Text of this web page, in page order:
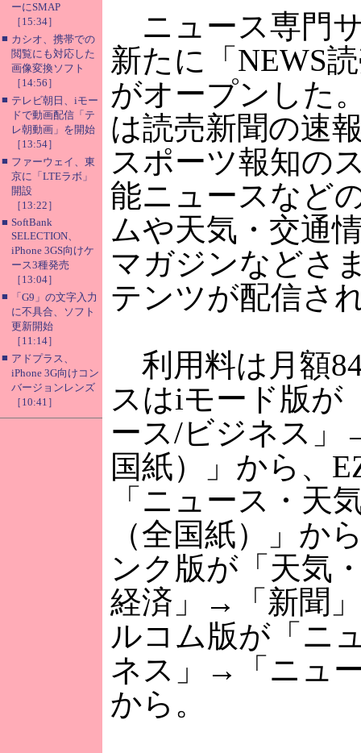
ーにSMAP
［15:34］
■ カシオ、携帯での
閲覧にも対応した
画像変換ソフト
［14:56］
■ テレビ朝日、iモー
ドで動画配信「テ
レ朝動画」を開始
［13:54］
■ ファーウェイ、東
京に「LTEラボ」
開設
［13:22］
■ SoftBank
SELECTION、
iPhone 3GS向けケ
ース3種発売
［13:04］
■
「G9」の文字入力
に不具合、ソフト
更新開始
［11:14］
■ アドプラス、
iPhone 3G向けコン
バージョンレンズ
［10:41］
ニュース専門
新たに「NEWS
がオープンした
は読売新聞の速
スポーツ報知の
能ニュースなど
ムや天気・交通
マガジンなどさ
テンツが配信さ
利用料は月額
スはiモード版が
ース/ビジネス
国紙）」から、
「ニュース・天
（全国紙）」か
ンク版が「天気
経済」→「新聞
ルコム版が「ニ
ネス」→「ニュ
から。